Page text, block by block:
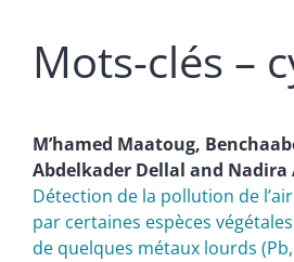
Mots-clés –
Mʼhamed Maatoug,
Abdelkader Dellal and Nadira
Détection de la pollution de
par certaines espèces
de quelques métaux lourds (Pb,